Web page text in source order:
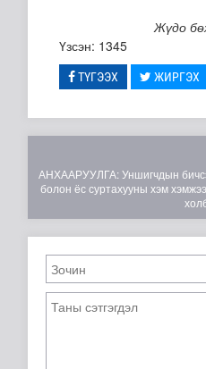
ЦАГ АГААР:
Жүдо
Үзсэн: 1345
ТҮГЭЭХ ЖИРГЭХ
АНХААРУУЛГА: Уншигчдын бичсэн
болон ёс суртахууны хэм